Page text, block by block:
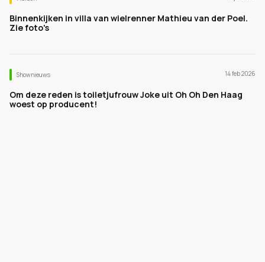
Binnenkijken in villa van wielrenner Mathieu van der Poel.
Zie foto's
Shownieuws 14 feb 2026
Om deze reden is toiletjufrouw Joke uit Oh Oh Den Haag
woest op producent!